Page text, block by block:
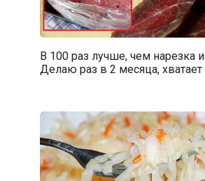
В 100 раз лучше, чем нарезка
Делаю раз в 2 месяца, хватает